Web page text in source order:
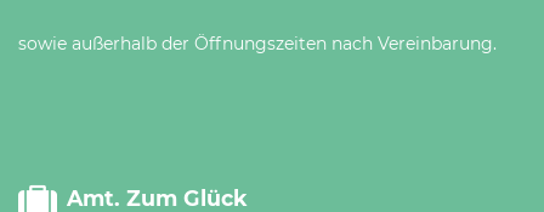
sowie außerhalb der Öffnungszeiten nach Vereinbarung.
Amt. Zum Glück